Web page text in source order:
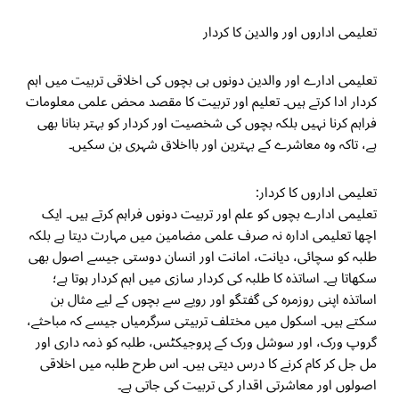
تعلیمی اداروں اور والدین کا کردار
تعلیمی ادارے اور والدین دونوں ہی بچوں کی اخلاقی تربیت میں اہم
کردار ادا کرتے ہیں۔ تعلیم اور تربیت کا مقصد محض علمی معلومات
فراہم کرنا نہیں بلکہ بچوں کی شخصیت اور کردار کو بہتر بنانا بھی
ہے، تاکہ وہ معاشرے کے بہترین اور بااخلاق شہری بن سکیں۔
تعلیمی اداروں کا کردار:
تعلیمی ادارے بچوں کو علم اور تربیت دونوں فراہم کرتے ہیں۔ ایک
اچھا تعلیمی ادارہ نہ صرف علمی مضامین میں مہارت دیتا ہے بلکہ
طلبہ کو سچائی، دیانت، امانت اور انسان دوستی جیسے اصول بھی
سکھاتا ہے۔ اساتذہ کا طلبہ کی کردار سازی میں اہم کردار ہوتا ہے؛
اساتذہ اپنی روزمرہ کی گفتگو اور رویے سے بچوں کے لیے مثال بن
سکتے ہیں۔ اسکول میں مختلف تربیتی سرگرمیاں جیسے کہ مباحثے،
گروپ ورک، اور سوشل ورک کے پروجیکٹس، طلبہ کو ذمہ داری اور
مل جل کر کام کرنے کا درس دیتی ہیں۔ اس طرح طلبہ میں اخلاقی
اصولوں اور معاشرتی اقدار کی تربیت کی جاتی ہے۔